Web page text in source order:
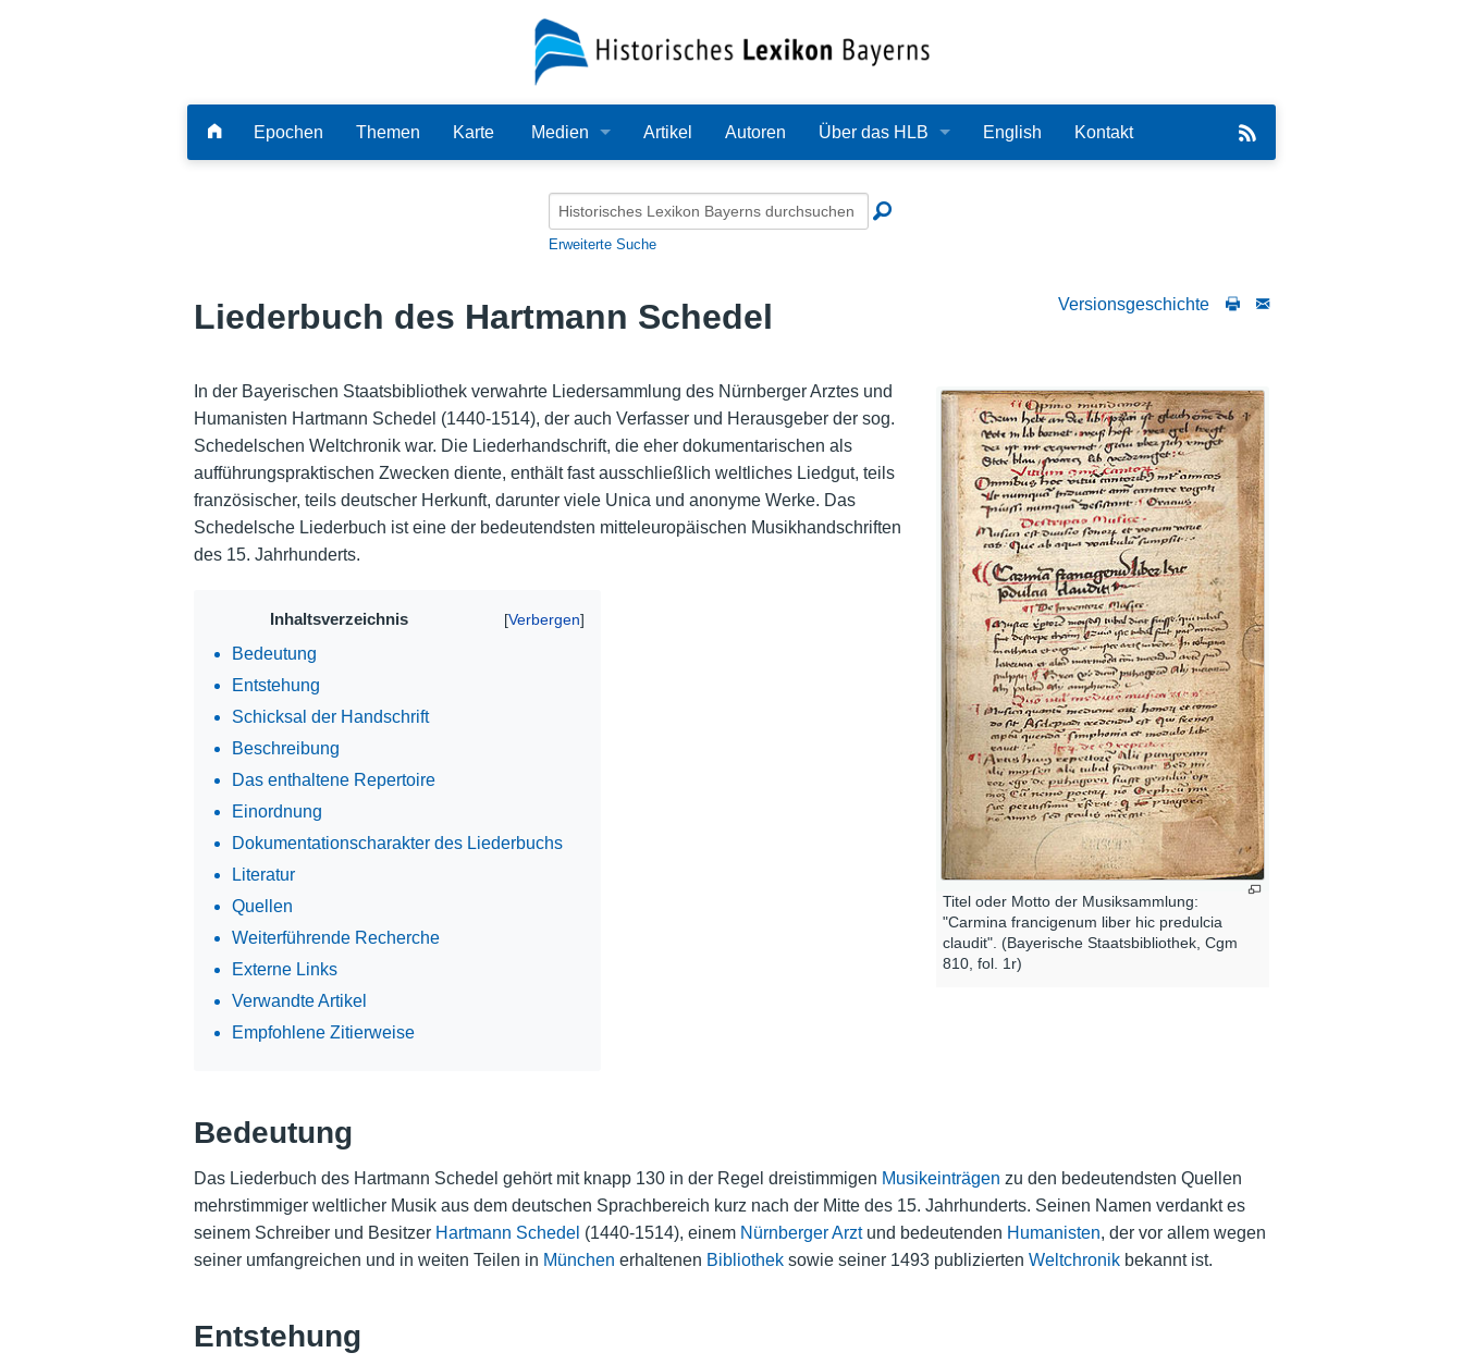
Epochen Themen Karte Medien
Audio
PDF
Artikel Autoren Über das HLB
Redaktion
Zehn Jahre HLB
Häufige Fragen
Nutzungshinweise
English Kontakt
Erweiterte Suche
Versionsgeschichte
Liederbuch des Hartmann Schedel
Titel oder Motto der Musiksammlung:
"Carmina francigenum liber hic predulcia
claudit". (Bayerische Staatsbibliothek, Cgm
810, fol. 1r)
In der Bayerischen Staatsbibliothek verwahrte Liedersammlung des Nürnberger Arztes und
Humanisten Hartmann Schedel (1440-1514), der auch Verfasser und Herausgeber der sog.
Schedelschen Weltchronik war. Die Liederhandschrift, die eher dokumentarischen als
aufführungspraktischen Zwecken diente, enthält fast ausschließlich weltliches Liedgut, teils
französischer, teils deutscher Herkunft, darunter viele Unica und anonyme Werke. Das
Schedelsche Liederbuch ist eine der bedeutendsten mitteleuropäischen Musikhandschriften
des 15. Jahrhunderts.
Inhaltsverzeichnis
Bedeutung
Entstehung
Schicksal der Handschrift
Beschreibung
Das enthaltene Repertoire
Einordnung
Dokumentationscharakter des Liederbuchs
Literatur
Quellen
Weiterführende Recherche
Externe Links
Verwandte Artikel
Empfohlene Zitierweise
Bedeutung
Das Liederbuch des Hartmann Schedel gehört mit knapp 130 in der Regel dreistimmigen Musikeinträgen zu den bedeutendsten Quellen
mehrstimmiger weltlicher Musik aus dem deutschen Sprachbereich kurz nach der Mitte des 15. Jahrhunderts. Seinen Namen verdankt es
seinem Schreiber und Besitzer Hartmann Schedel (1440-1514), einem Nürnberger Arztund bedeutenden Humanisten, der vor allem wegen
seiner umfangreichen und in weiten Teilen in München erhaltenen Bibliotheksowie seiner 1493 publizierten Weltchronikbekannt ist.
Entstehung